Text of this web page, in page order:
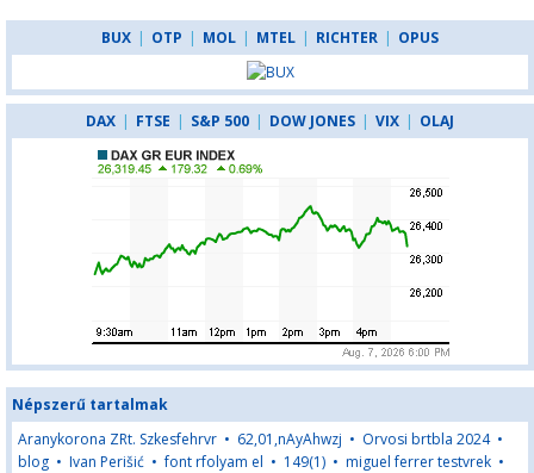
BUX | OTP | MOL | MTEL | RICHTER | OPUS
DAX | FTSE | S&P 500 | DOW JONES | VIX | OLAJ
Népszerű tartalmak
Aranykorona ZRt. Szkesfehrvr • 62,01,nAyAhwzj • Orvosi brtbla 2024•
blog • Ivan Perišić •font rfolyam el • 149(1) • miguel ferrer testvrek •